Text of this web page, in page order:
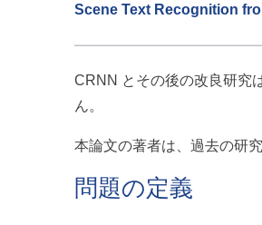
Scene Text Recognition
CRNN とその後の改良研究
ん。
本論文の著者は、過去の研
問題の定義